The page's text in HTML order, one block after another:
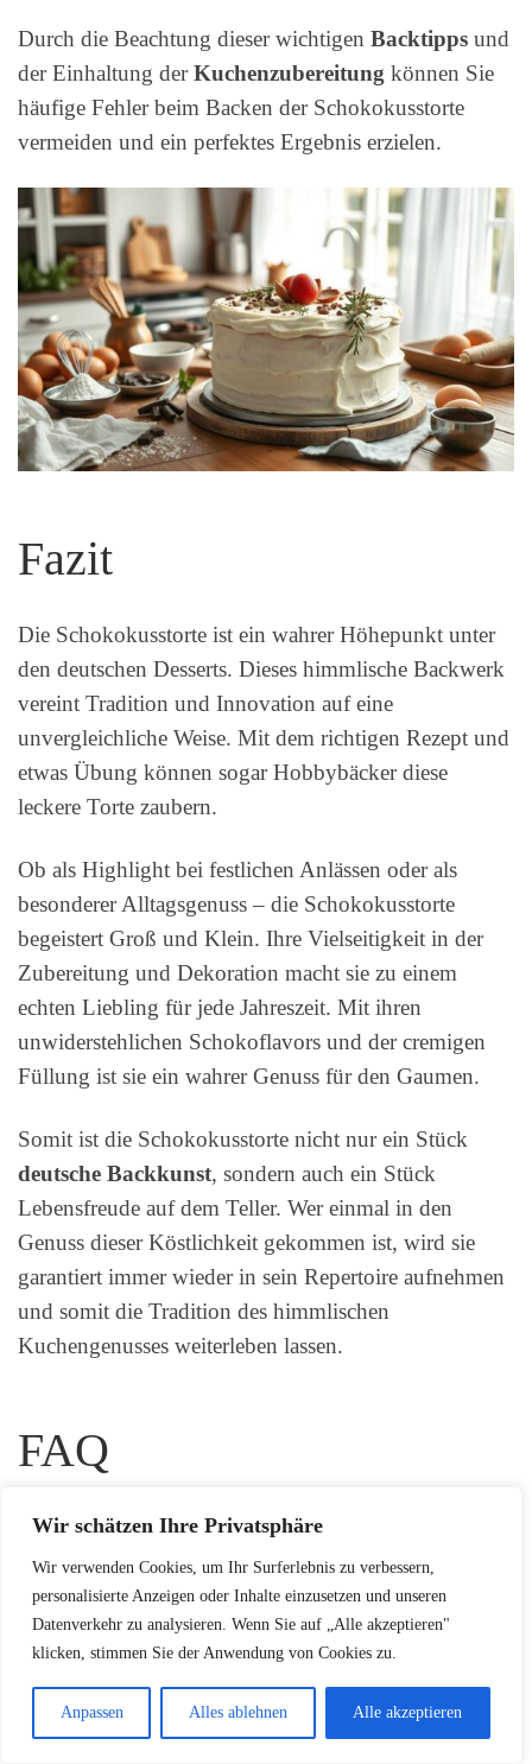
Wir schätzen Ihre Privatsphäre
Wir verwenden Cookies, um Ihr Surferlebnis zu verbessern,
personalisierte Anzeigen oder Inhalte einzusetzen und unseren
Datenverkehr zu analysieren. Wenn Sie auf „Alle akzeptieren"
klicken, stimmen Sie der Anwendung von Cookies zu.
Anpassen Alles ablehnen Alle akzeptieren
Durch die Beachtung dieser wichtigen Backtipps und
der Einhaltung derKuchenzubereitung können Sie
häufige Fehler beim Backen der Schokokusstorte
vermeiden und ein perfektes Ergebnis erzielen.
Fazit
Die Schokokusstorte ist ein wahrer Höhepunkt unter
den deutschen Desserts. Dieses himmlische Backwerk
vereint Tradition und Innovation auf eine
unvergleichliche Weise. Mit dem richtigen Rezept und
etwas Übung können sogar Hobbybäcker diese
leckere Torte zaubern.
Ob als Highlight bei festlichen Anlässen oder als
besonderer Alltagsgenuss – die Schokokusstorte
begeistert Groß und Klein. Ihre Vielseitigkeit in der
Zubereitung und Dekoration macht sie zu einem
echten Liebling für jede Jahreszeit. Mit ihren
unwiderstehlichen Schokoflavors und der cremigen
Füllung ist sie ein wahrer Genuss für den Gaumen.
Somit ist die Schokokusstorte nicht nur ein Stück
deutsche Backkunst, sondern auch ein Stück
Lebensfreude auf dem Teller. Wer einmal in den
Genuss dieser Köstlichkeit gekommen ist, wird sie
garantiert immer wieder in sein Repertoire aufnehmen
und somit die Tradition des himmlischen
Kuchengenusses weiterleben lassen.
FAQ
Woher stammt die
Schokokusstorte?
Die Schokokusstorte hat ihre Wurzeln in der
sich aus klassischen Schokoladentorten und wurde
durch die Kombination mit Schaumküssen zu einem